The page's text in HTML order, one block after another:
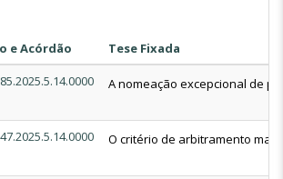
e Acórdão
Tese Fixada
A nomeação excepcional de
O critério de arbitramento